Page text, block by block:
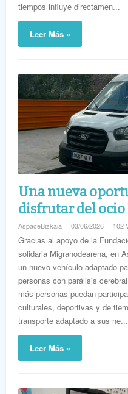
tiempos influye directamen...
Leer Más »
Una nueva
disfrutar del
AspaceBizkaia 03/06/2026 102
Gracias al apoyo de la
solidaria Migranodearena, en
un nuevo vehículo adaptado
personas con parálisis
más personas puedan
culturales, deportivas y de
transporte adaptado a sus ne...
Leer Más »